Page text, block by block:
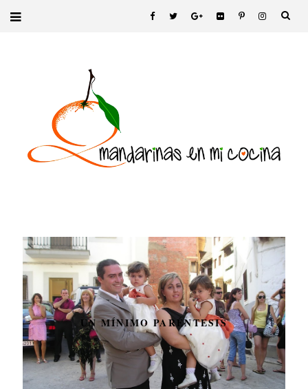
UN MÍNIMO PARÉNTESIS